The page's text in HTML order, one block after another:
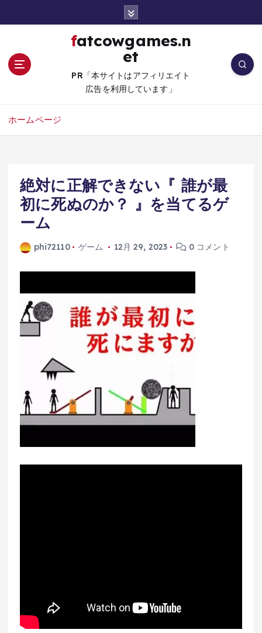
fatcowgames.n
et
PR「本サイトはアフィリエイト
広告を利用しています」
ホームページ
絶対に正解できない『 誰が最
初に死ぬのか？ 』を当てるゲ
ーム
phi72110 ゲーム 12月 29, 2023 0 コメント